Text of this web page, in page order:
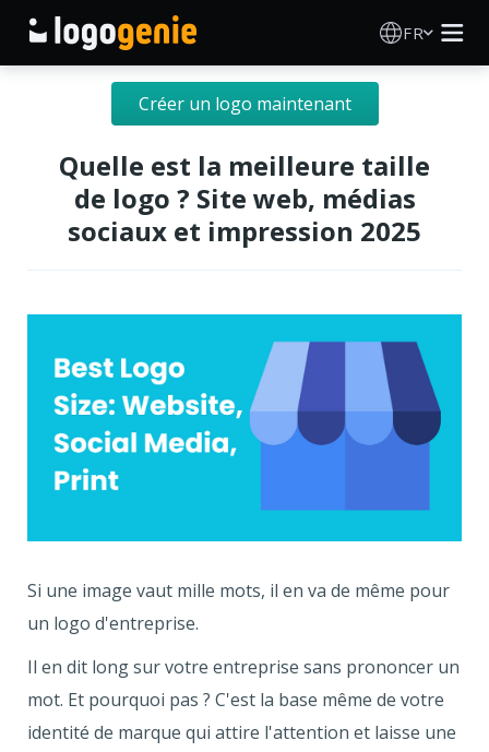
FR
Création de logo
Générateur de logo IA
Idées de logos
Produits imprimés
Blog
Créer un logo maintenant
Quelle est la meilleure taille
de logo ? Site web, médias
sociaux et impression 2025
Si une image vaut mille mots, il en va de même pour
un logo d'entreprise.
Il en dit long sur votre entreprise sans prononcer un
mot. Et pourquoi pas ? C'est la base même de votre
identité de marque qui attire l'attention et laisse une